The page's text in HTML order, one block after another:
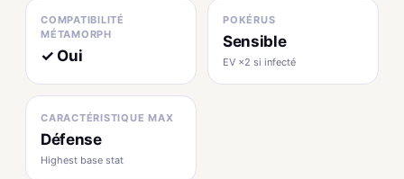
COMPATIBILITÉ
MÉTAMORPH
✓ Oui
POKÉRUS
Sensible
EV ×2 si infecté
CARACTÉRISTIQUE MAX
Défense
Highest base stat